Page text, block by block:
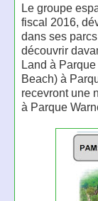
Le groupe
fiscal 2016,
dans ses
découvrir
Land à
Beach) à
recevront une
à Parque